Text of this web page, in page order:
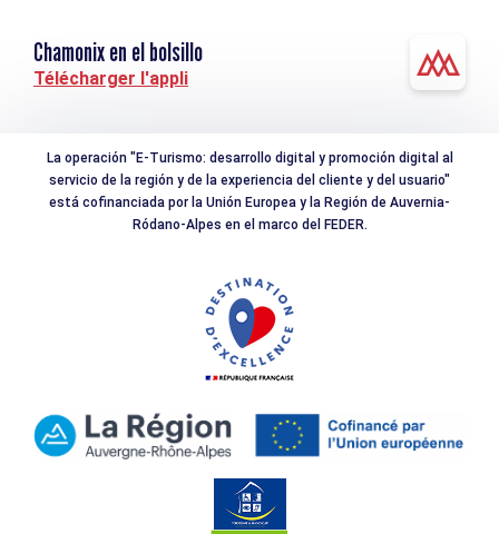
Chamonix en el bolsillo
Télécharger l'appli
La operación "E-Turismo: desarrollo digital y promoción digital al
servicio de la región y de la experiencia del cliente y del usuario"
está cofinanciada por la Unión Europea y la Región de Auvernia-
Ródano-Alpes en el marco del FEDER.